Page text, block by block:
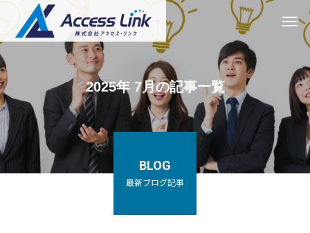
2025年 7月の記事一覧
BLOG
最新ブログ記事